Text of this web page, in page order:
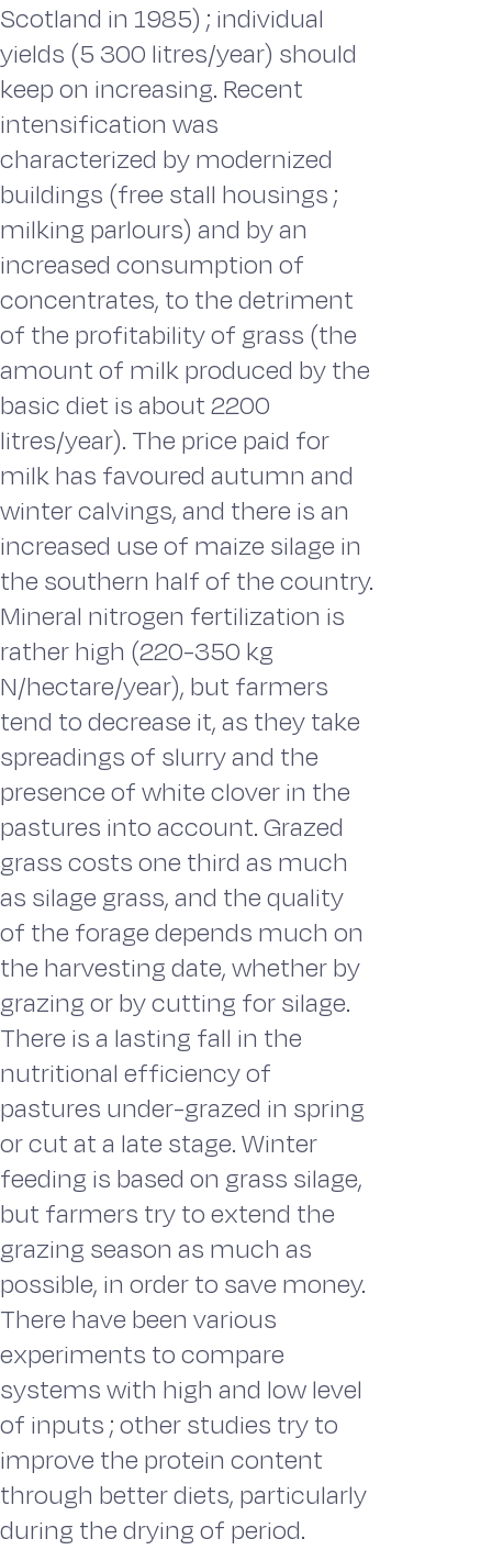
Scotland in 1985) ; individual
yields (5 300 litres/year) should
keep on increasing. Recent
intensification was
characterized by modernized
buildings (free stall housings ;
milking parlours) and by an
increased consumption of
concentrates, to the detriment
of the profitability of grass (the
amount of milk produced by the
basic diet is about 2200
litres/year). The price paid for
milk has favoured autumn and
winter calvings, and there is an
increased use of maize silage in
the southern half of the country.
Mineral nitrogen fertilization is
rather high (220-350 kg
N/hectare/year), but farmers
tend to decrease it, as they take
spreadings of slurry and the
presence of white clover in the
pastures into account. Grazed
grass costs one third as much
as silage grass, and the quality
of the forage depends much on
the harvesting date, whether by
grazing or by cutting for silage.
There is a lasting fall in the
nutritional efficiency of
pastures under-grazed in spring
or cut at a late stage. Winter
feeding is based on grass silage,
but farmers try to extend the
grazing season as much as
possible, in order to save money.
There have been various
experiments to compare
systems with high and low level
of inputs ; other studies try to
improve the protein content
through better diets, particularly
during the drying of period.